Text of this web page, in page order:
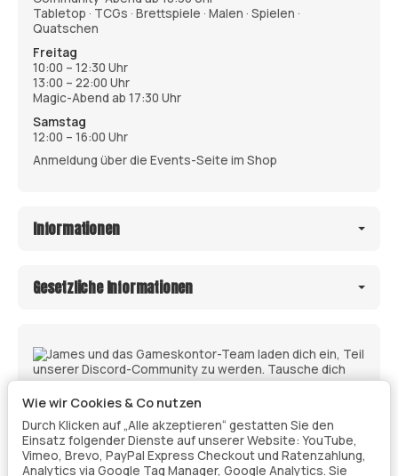
Tabletop · TCGs · Brettspiele · Malen · Spielen ·
Quatschen
Freitag
10:00 – 12:30 Uhr
13:00 – 22:00 Uhr
Magic-Abend ab 17:30 Uhr
Samstag
12:00 – 16:00 Uhr
Anmeldung über die Events-Seite im Shop
Informationen
Gesetzliche Informationen
Wie wir Cookies & Co nutzen
Durch Klicken auf „Alle akzeptieren“ gestatten Sie den
Einsatz folgender Dienste auf unserer Website: YouTube,
Vimeo, Brevo, PayPal Express Checkout und Ratenzahlung,
Analytics via Google Tag Manager, Google Analytics. Sie